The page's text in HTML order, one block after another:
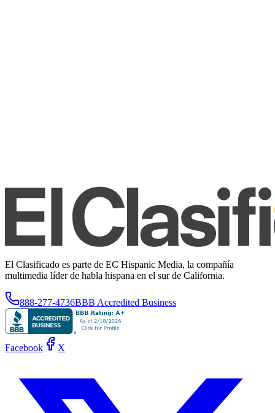
El Clasificado es parte de EC Hispanic Media, la compañía
multimedia líder de habla hispana en el sur de California.
888-277-4736BBB Accredited Business
Facebook X